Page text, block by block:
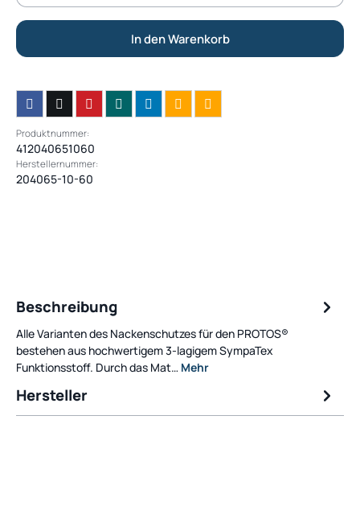
In den Warenkorb
Produktnummer:
412040651060
Herstellernummer:
204065-10-60
Beschreibung
Alle Varianten des Nackenschutzes für den PROTOS®
bestehen aus hochwertigem 3-lagigem SympaTex
Funktionsstoff. Durch das Mat… Mehr
Hersteller